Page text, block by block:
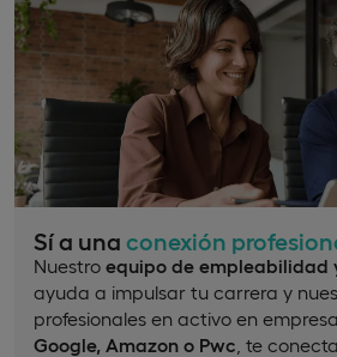
Sí a una conexión
Nuestro equipo de empleabilidad
ayuda a impulsar tu carrera y
profesionales en activo en
Google, Amazon o Pwc , te